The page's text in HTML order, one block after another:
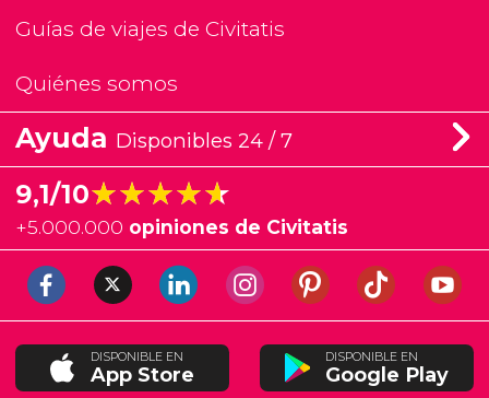
Guías de viajes de Civitatis
Quiénes somos
Ayuda Disponibles 24 / 7
9,1/10★★★★★
★★★★★
+5.000.000 opiniones de Civitatis
DISPONIBLE EN
App Store
DISPONIBLE EN
Google Play